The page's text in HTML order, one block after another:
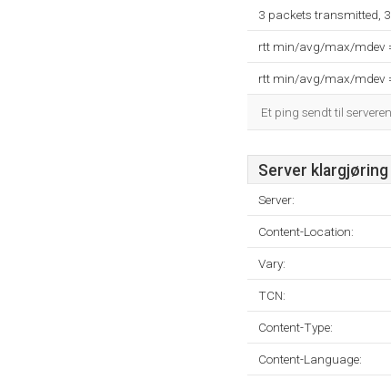
3 packets transmitted,
rtt min/avg/max/mdev
rtt min/avg/max/mdev
Et ping sendt til
Server klargjøring
Server:
Content-Location:
Vary:
TCN:
Content-Type:
Content-Language: